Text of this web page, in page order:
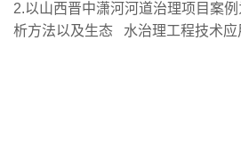
2.以山西晋中潇河河道治理项目案
析方法以及生态 水治理工程技术应